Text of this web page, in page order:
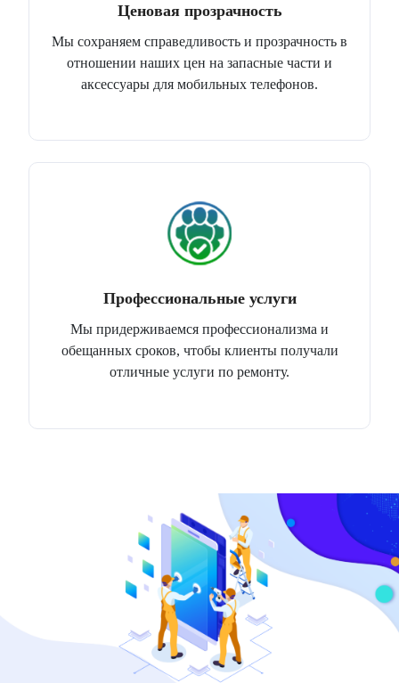
Ценовая прозрачность
Мы сохраняем справедливость и прозрачность в
отношении наших цен на запасные части и
аксессуары для мобильных телефонов.
Профессиональные услуги
Мы придерживаемся профессионализма и
обещанных сроков, чтобы клиенты получали
отличные услуги по ремонту.